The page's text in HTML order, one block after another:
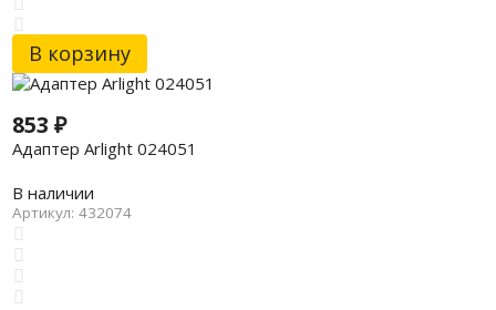
В корзину
853 ₽
Адаптер Arlight 024051
В наличии
Артикул: 432074